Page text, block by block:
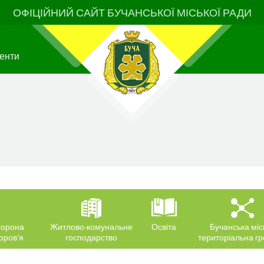
ОФІЦІЙНИЙ САЙТ БУЧАНСЬКОЇ МІСЬКОЇ РАДИ
Житлово-комунальне
господарство
Освіта
Бучанська
територіальна